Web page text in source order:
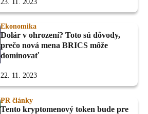
23. 11. 2023
Ekonomika
Dolár v ohrození? Toto sú dôvody,
prečo nová mena BRICS môže
dominovať
22. 11. 2023
PR články
Tento kryptomenový token bude pre